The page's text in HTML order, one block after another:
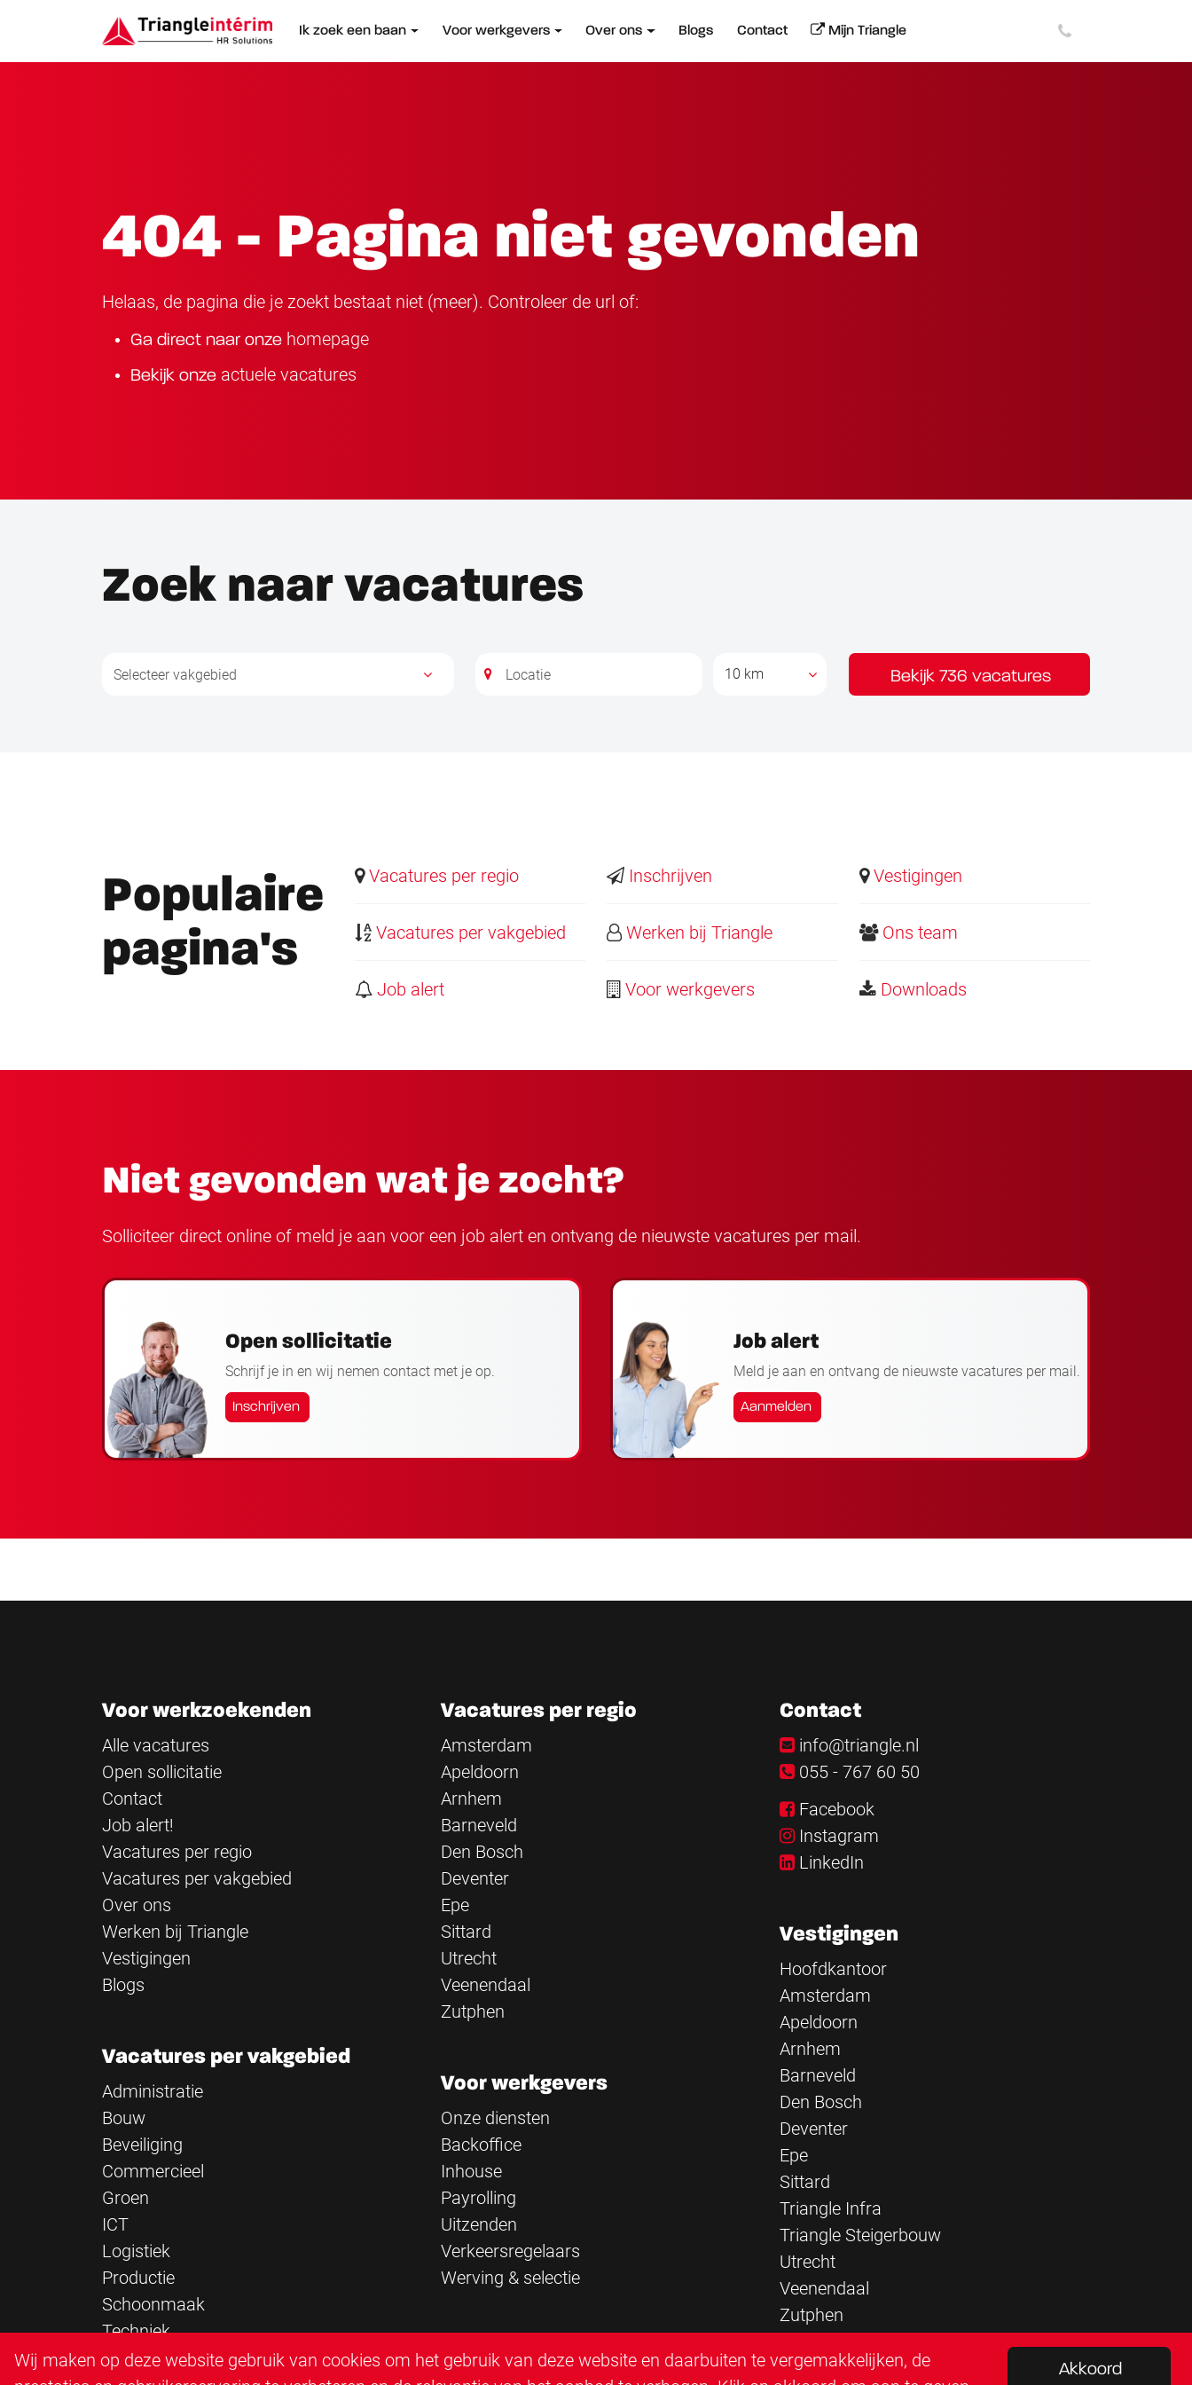
Ik zoek een baan Voor werkgevers Over ons Blogs Contact Mijn Triangle
404 - Pagina niet gevonden
Helaas, de pagina die je zoekt bestaat niet (meer). Controleer de url of:
Ga direct naar onze homepage
Bekijk onze actuele vacatures
Zoek naar vacatures
10 km Bekijk 736 vacatures
Populaire
pagina's
Vacatures per regio
Vacatures per vakgebied
Job alert
Inschrijven
Werken bij Triangle
Voor werkgevers
Vestigingen
Ons team
Downloads
Niet gevonden wat je zocht?
Solliciteer direct online of meld je aan voor een job alert en ontvang de nieuwste vacatures per mail.
Open sollicitatie
Schrijf je in en wij nemen contact met je op.
Inschrijven
Job alert
Meld je aan en ontvang de nieuwste vacatures per mail.
Aanmelden
Voor werkzoekenden
Alle vacatures
Open sollicitatie
Contact
Job alert!
Vacatures per regio
Vacatures per vakgebied
Over ons
Werken bij Triangle
Vestigingen
Blogs
Vacatures per vakgebied
Administratie
Bouw
Beveiliging
Commercieel
Groen
ICT
Logistiek
Productie
Schoonmaak
Techniek
Verkeersregelaar
Vacatures per regio
Amsterdam
Apeldoorn
Arnhem
Barneveld
Den Bosch
Deventer
Epe
Sittard
Utrecht
Veenendaal
Zutphen
Voor werkgevers
Onze diensten
Backoffice
Inhouse
Payrolling
Uitzenden
Verkeersregelaars
Werving & selectie
Contact
info@triangle.nl
055 - 767 60 50
Facebook
Instagram
LinkedIn
Vestigingen
Hoofdkantoor
Amsterdam
Apeldoorn
Arnhem
Barneveld
Den Bosch
Deventer
Epe
Sittard
Triangle Infra
Triangle Steigerbouw
Utrecht
Veenendaal
Zutphen
Wij maken op deze website gebruik van cookies om het gebruik van deze website en daarbuiten te vergemakkelijken, de
Akkoord